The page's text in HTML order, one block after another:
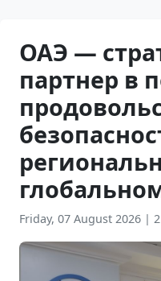
ОАЭ —
партнер в
Friday, 07 August 2026 |